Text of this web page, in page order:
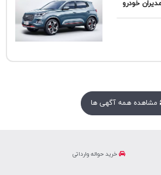
خودرو
مشاهده همه آگهی ها
خرید حواله وارداتی